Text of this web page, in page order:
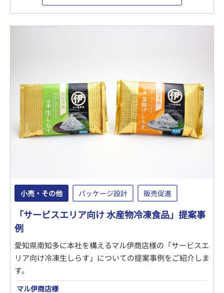
小売・その他 パッケージ設計 販売促進
「サービスエリア向け 水産物冷凍食品」提案事
例
愛知県南知多に本社を構えるマル伊商店様の「サービスエ
リア向け冷凍生しらす」についての提案事例をご紹介しま
す。
マル伊商店様